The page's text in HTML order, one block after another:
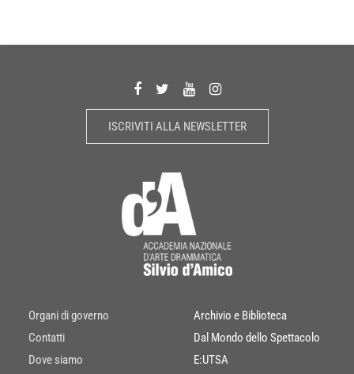
ISCRIVITI ALLA NEWSLETTER
Organi di governo
Contatti
Dove siamo
Archivio e Biblioteca
Dal Mondo dello Spettacolo
E:UTSA